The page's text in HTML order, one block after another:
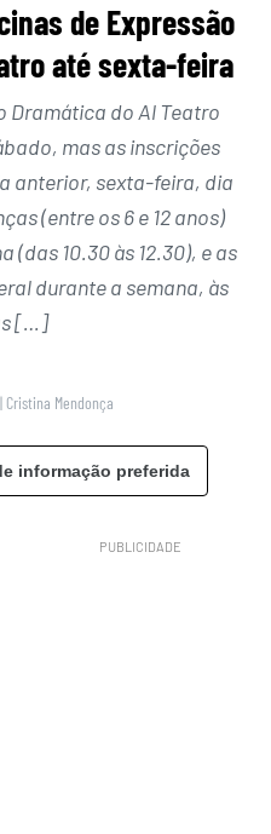
de Expressão
até sexta-feira
Dramática do Al Teatro
mas as inscrições
anterior, sexta-feira, dia
(entre os 6 e 12 anos)
10.30 às 12.30), e as
durante a semana, às
[…]
| Cristina Mendonça
informação preferida